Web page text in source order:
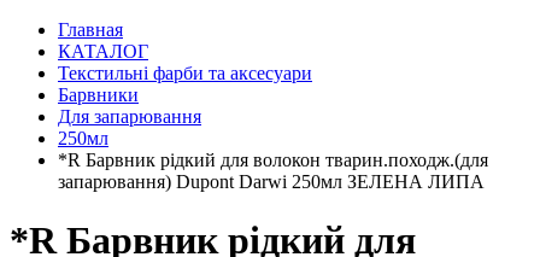
Главная
КАТАЛОГ
Текстильні фарби та аксесуари
Барвники
Для запарювання
250мл
*R Барвник рідкий для волокон тварин.походж.(для
запарювання) Dupont Darwi 250мл ЗЕЛЕНА ЛИПА
*R Барвник рідкий для